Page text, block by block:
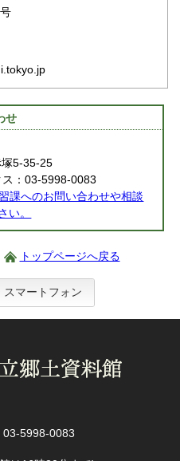
せ
5-35-25
：03-5998-0083
課へのお問い合わせや相談
い。
トップページへ戻る
スマートフォン
5998-0083